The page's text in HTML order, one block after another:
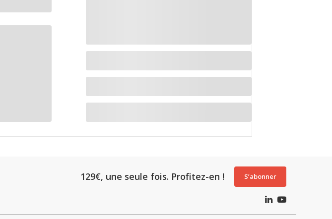
129€, une seule fois. Profitez-en ! S’abonner